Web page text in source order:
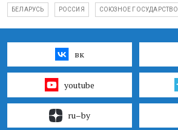
БЕЛАРУСЬ РОССИЯ СОЮЗНОЕ ГОСУДАРСТВО
вк
youtube
ru–by